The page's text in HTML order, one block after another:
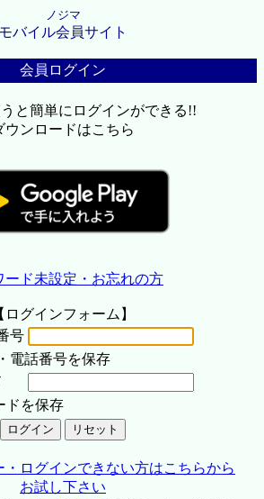
ノジマ
モバイル会員サイト
会員ログイン
と簡単にログインができる!!
ウンロードはこちら
ード未設定・お忘れの方
ログインフォーム】
号
電話番号を保存
ドを保存
・ログインできない方はこちらから
お試し下さい